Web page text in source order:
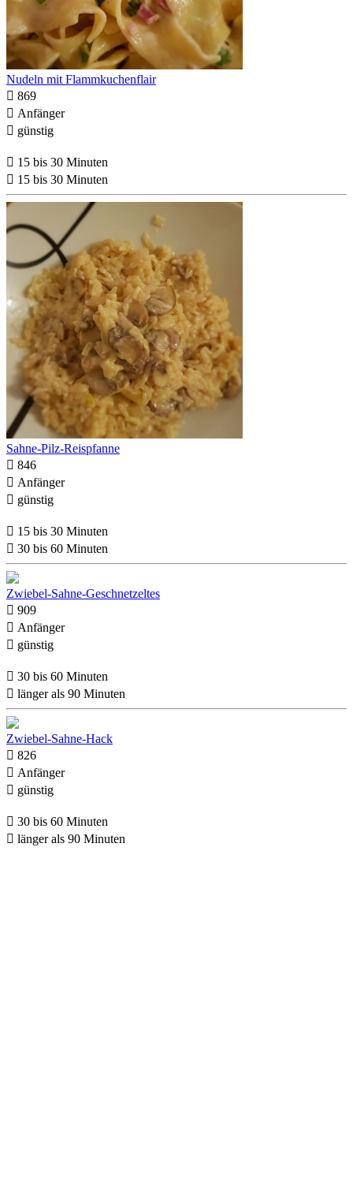
Nudeln mit Flammkuchenflair
 869
 Anfänger
 günstig
 15 bis 30 Minuten
 15 bis 30 Minuten
Sahne-Pilz-Reispfanne
 846
 Anfänger
 günstig
 15 bis 30 Minuten
 30 bis 60 Minuten
Zwiebel-Sahne-Geschnetzeltes
 909
 Anfänger
 günstig
 30 bis 60 Minuten
 länger als 90 Minuten
Zwiebel-Sahne-Hack
 826
 Anfänger
 günstig
 30 bis 60 Minuten
 länger als 90 Minuten